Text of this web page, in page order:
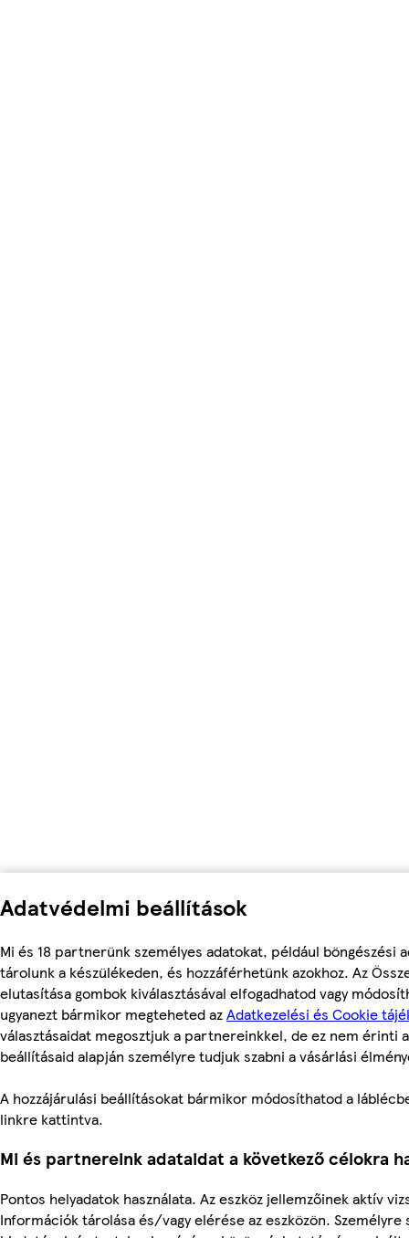
Adatvédelmi beállítások
Mi és 18 partnerünk személyes adatokat, például böngészési
tárolunk a készülékeden, és hozzáférhetünk azokhoz. Az
elutasítása gombok kiválasztásával elfogadhatod vagy
ugyanezt bármikor megteheted azAdatkezelési és Cookie
választásaidat megosztjuk a partnereinkkel, de ez nem érinti
beállításaid alapján személyre tudjuk szabni a vásárlási
A hozzájárulási beállításokat bármikor módosíthatod a
linkre kattintva.
Mi és partnereink adataidat a következő célokra
Pontos helyadatok használata. Az eszköz jellemzőinek aktív
Információk tárolása és/vagy elérése az eszközön.